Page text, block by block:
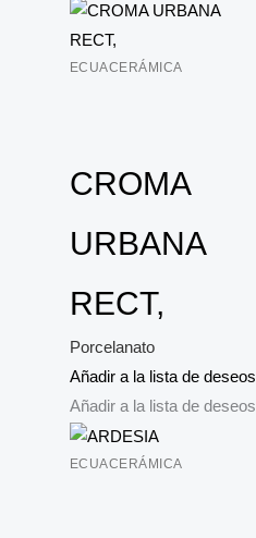
ECUACERÁMICA
CROMA
URBANA
RECT,
Porcelanato
Añadir a la lista de deseos
Añadir a la lista de deseos
ECUACERÁMICA